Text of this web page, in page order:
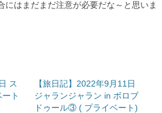
はまだまだ注意が必要だな～と思いま
ス
ト
【旅日記】2022年9月11日
ジャランジャラン in ボロブ
ドゥール③ ( プライベート)